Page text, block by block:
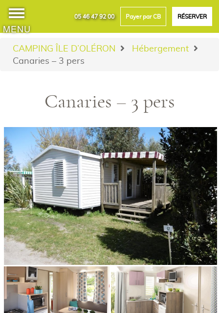
MENU
05 46 47 92 00 Payer par CB RÉSERVER
CAMPING ÎLE D’OLÉRON
Hébergement
Canaries – 3 pers
Canaries – 3 pers